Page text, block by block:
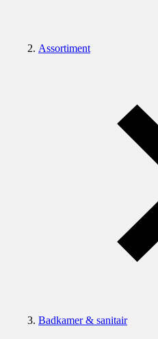
Assortiment
Badkamer & sanitair